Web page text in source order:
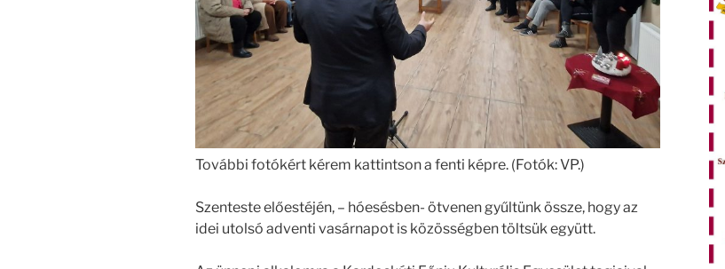
További fotókért kérem kattintson a fenti képre. (Fotók: VP.)
Szenteste előestéjén, – hóesésben- ötvenen gyűltünk össze, hogy az
idei utolsó adventi vasárnapot is közösségben töltsük együtt.